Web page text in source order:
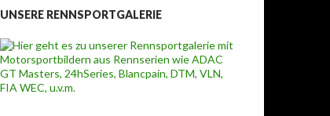
UNSERE RENNSPORTGALERIE